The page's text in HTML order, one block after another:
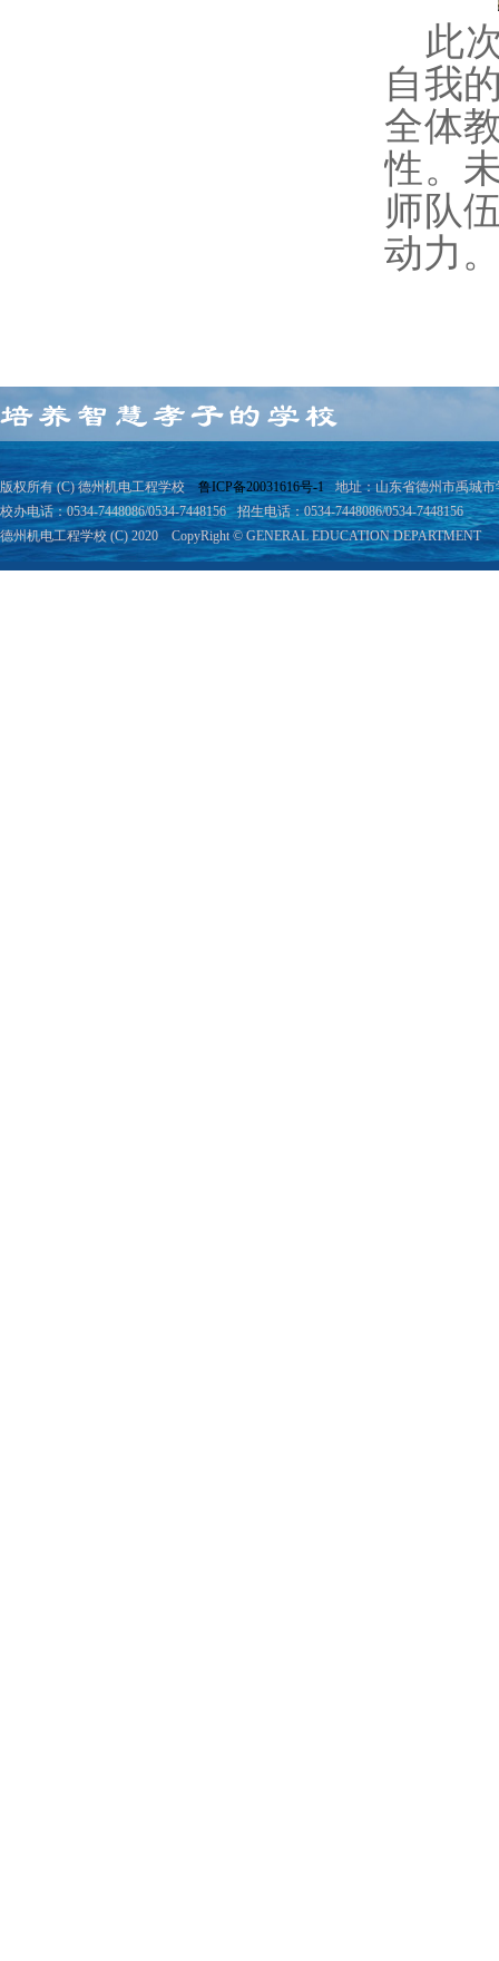
此
自我
全体
性。
师队
动力
版权所有 (C) 德州机电工程学校 鲁ICP备20031616号-1
地址：山东省德州市禹城
校办电话：0534-7448086/0534-7448156
招生电话：0534-7448086/0534-7448156
德州机电工程学校 (C) 2020 CopyRight © GENERAL EDUCATION DEPARTMENT